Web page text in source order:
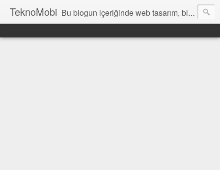
TeknoMobi Bu blogun içeriğinde web tasarım, blogger temaları, blogger ipuçları, ajax anlatımları, jquery uygulamaları, javascript uygulamaları ,web design, tutorials, resources and inspiration yer almaktadır.